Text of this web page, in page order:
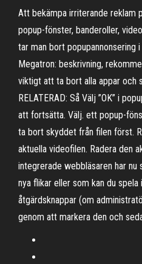
Att bekämpa irriterande reklam
popup-fönster, banderoller,
tar man bort popupannonsering
Megatron: beskrivning,
viktigt att ta bort alla appar och
RELATERAD: Så Välj ”OK” i
att fortsätta. Välj. ett popup-
ta bort skyddet från filen först.
aktuella videofilen. Radera den
integrerade webbläsaren har
nya flikar eller som kan du
åtgärdsknappar (om
genom att markera den och